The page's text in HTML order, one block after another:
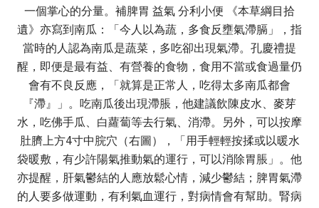
一個掌心的分量。補脾胃 益氣 分利小便 《本草綱目拾
遺》亦寫到南瓜：「今人以為蔬，多食反壅氣滯膈」，指
當時的人認為南瓜是蔬菜，多吃卻出現氣滯。孔慶禮提
醒，即便是最有益、有營養的食物，食用不當或食過量仍
會有不良反應，「就算是正常人，吃得太多南瓜都會
『滯』」。吃南瓜後出現滯脹，他建議飲陳皮水、麥芽
水，吃佛手瓜、白蘿蔔等去行氣、消滯。另外，可以按摩
肚臍上方4寸中脘穴（右圖），「用手輕輕按揉或以暖水
袋暖敷，有少許陽氣推動氣的運行，可以消除胃脹」。他
亦提醒，肝氣鬱結的人應放鬆心情，減少鬱結；脾胃氣滯
的人要多做運動，有利氣血運行，對病情會有幫助。腎病